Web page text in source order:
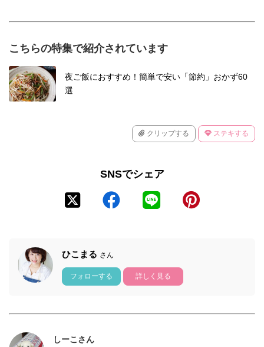
こちらの特集で紹介されています
夜ご飯におすすめ！簡単で安い「節約」おかず60
選
クリップする ステキする
SNSでシェア
ひこまる さん
フォローする 詳しく見る
しーこさん